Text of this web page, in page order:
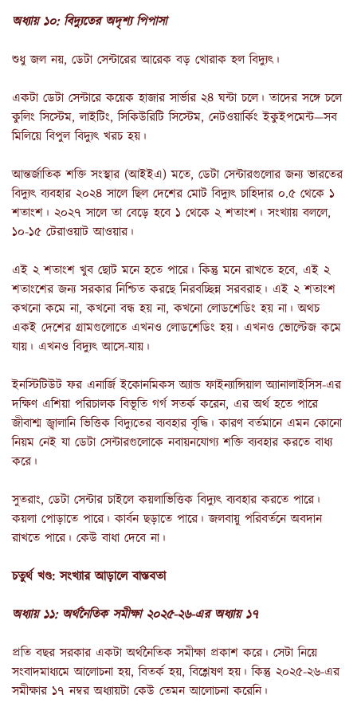
অধ্যায় ১০: বিদ্যুতের অদৃশ্য পিপাসা
শুধু জল নয়, ডেটা সেন্টারের আরেক বড় খোরাক হল বিদ্যুৎ।
একটা ডেটা সেন্টারে কয়েক হাজার সার্ভার ২৪ ঘন্টা চলে। তাদের সঙ্গে চলে
কুলিং সিস্টেম, লাইটিং, সিকিউরিটি সিস্টেম, নেটওয়ার্কিং ইকুইপমেন্ট—সব
মিলিয়ে বিপুল বিদ্যুৎ খরচ হয়।
আন্তর্জাতিক শক্তি সংস্থার (আইইএ) মতে, ডেটা সেন্টারগুলোর জন্য ভারতের
বিদ্যুৎ ব্যবহার ২০২৪ সালে ছিল দেশের মোট বিদ্যুৎ চাহিদার ০.৫ থেকে ১
শতাংশ। ২০২৭ সালে তা বেড়ে হবে ১ থেকে ২ শতাংশ। সংখ্যায় বললে,
১০-১৫ টেরাওয়াট আওয়ার।
এই ২ শতাংশ খুব ছোট মনে হতে পারে। কিন্তু মনে রাখতে হবে, এই ২
শতাংশের জন্য সরকার নিশ্চিত করছে নিরবচ্ছিন্ন সরবরাহ। এই ২ শতাংশ
কখনো কমে না, কখনো বন্ধ হয় না, কখনো লোডশেডিং হয় না। অথচ
একই দেশের গ্রামগুলোতে এখনও লোডশেডিং হয়। এখনও ভোল্টেজ কমে
যায়। এখনও বিদ্যুৎ আসে-যায়।
ইনস্টিটিউট ফর এনার্জি ইকোনমিকস অ্যান্ড ফাইন্যান্সিয়াল অ্যানালাইসিস-এর
দক্ষিণ এশিয়া পরিচালক বিভূতি গর্গ সতর্ক করেন, এর অর্থ হতে পারে
জীবাশ্ম জ্বালানি ভিত্তিক বিদ্যুতের ব্যবহার বৃদ্ধি। কারণ বর্তমানে এমন কোনো
নিয়ম নেই যা ডেটা সেন্টারগুলোকে নবায়নযোগ্য শক্তি ব্যবহার করতে বাধ্য
করে।
সুতরাং, ডেটা সেন্টার চাইলে কয়লাভিত্তিক বিদ্যুৎ ব্যবহার করতে পারে।
কয়লা পোড়াতে পারে। কার্বন ছড়াতে পারে। জলবায়ু পরিবর্তনে অবদান
রাখতে পারে। কেউ বাধা দেবে না।
চতুর্থ খণ্ড: সংখ্যার আড়ালে বাস্তবতা
অধ্যায় ১১: অর্থনৈতিক সমীক্ষা ২০২৫-২৬-এর অধ্যায় ১৭
প্রতি বছর সরকার একটা অর্থনৈতিক সমীক্ষা প্রকাশ করে। সেটা নিয়ে
সংবাদমাধ্যমে আলোচনা হয়, বিতর্ক হয়, বিশ্লেষণ হয়। কিন্তু ২০২৫-২৬-এর
সমীক্ষার ১৭ নম্বর অধ্যায়টা কেউ তেমন আলোচনা করেনি।